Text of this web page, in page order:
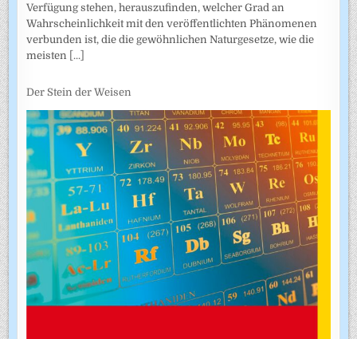
Verfügung stehen, herauszufinden, welcher Grad an
Wahrscheinlichkeit mit den veröffentlichten Phänomenen
verbunden ist, die die gewöhnlichen Naturgesetze, wie die
meisten [...]
Der Stein der Weisen